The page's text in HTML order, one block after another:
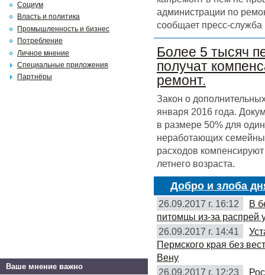
администрации по
сообщает пресс-служба
Более 5 тысяч
получат
ремонт.
Закон о
января 2016 года.
в размере 50% для
неработающих
расходов
летнего возраста.
Добро и злоба
26.09.2017 г. 16:12
В
питомцы из-за распрей
26.09.2017 г. 14:41
Пермского края без
Вену
26.09.2017 г. 12:23
Социум
Власть и политика
Промышленность и бизнес
Потребление
Личное мнение
Специальные приложения
Партнёры
Ваше мнение важно